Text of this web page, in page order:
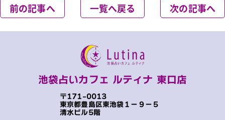
前の記事へ 一覧へ戻る 次の記事へ
池袋占いカフェ ルティナ 東口店
〒171-0013
東京都豊島区東池袋１−９−５
清水ビル5階